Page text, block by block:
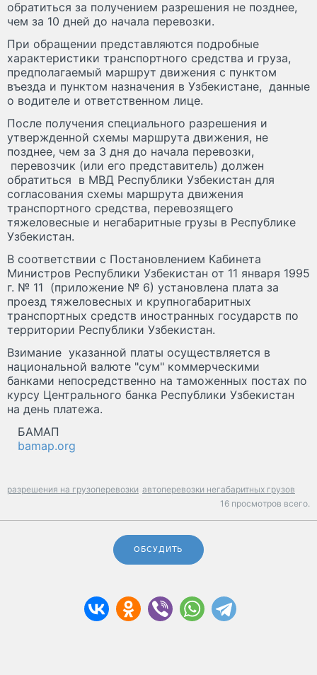
обратиться за получением разрешения не позднее,
чем за 10 дней до начала перевозки.
При обращении представляются подробные
характеристики транспортного средства и груза,
предполагаемый маршрут движения с пунктом
въезда и пунктом назначения в Узбекистане, данные
о водителе и ответственном лице.
После получения специального разрешения и
утвержденной схемы маршрута движения, не
позднее, чем за 3 дня до начала перевозки,
перевозчик (или его представитель) должен
обратиться в МВД Республики Узбекистан для
согласования схемы маршрута движения
транспортного средства, перевозящего
тяжеловесные и негабаритные грузы в Республике
Узбекистан.
В соответствии с Постановлением Кабинета
Министров Республики Узбекистан от 11 января 1995
г. № 11 (приложение № 6) установлена плата за
проезд тяжеловесных и крупногабаритных
транспортных средств иностранных государств по
территории Республики Узбекистан.
Взимание указанной платы осуществляется в
национальной валюте "сум" коммерческими
банками непосредственно на таможенных постах по
курсу Центрального банка Республики Узбекистан
на день платежа.
БАМАП
bamap.org
разрешения на грузоперевозки автоперевозки негабаритных грузов
16 просмотров всего.
ОБСУДИТЬ